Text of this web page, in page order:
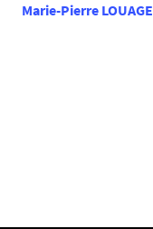
Marie-Pierre LOUAGE